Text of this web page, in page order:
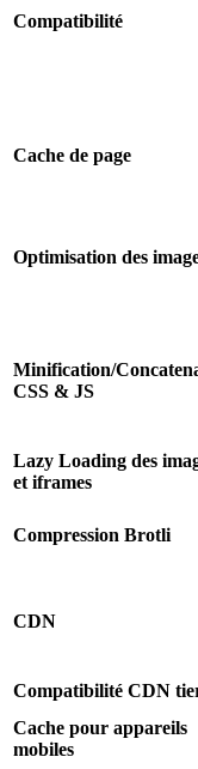
Compatibilité
Cache de page
Optimisation des
Minification/
CSS & JS
Lazy Loading des
et iframes
Compression Brotli
CDN
Compatibilité CDN
Cache pour appareils
mobiles